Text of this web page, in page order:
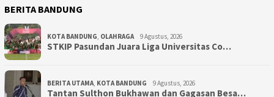
BERITA BANDUNG
KOTA BANDUNG, OLAHRAGA 9 Agustus, 2026
STKIP Pasundan Juara Liga Universitas Co…
BERITA UTAMA, KOTA BANDUNG 9 Agustus, 2026
Tantan Sulthon Bukhawan dan Gagasan Besa…